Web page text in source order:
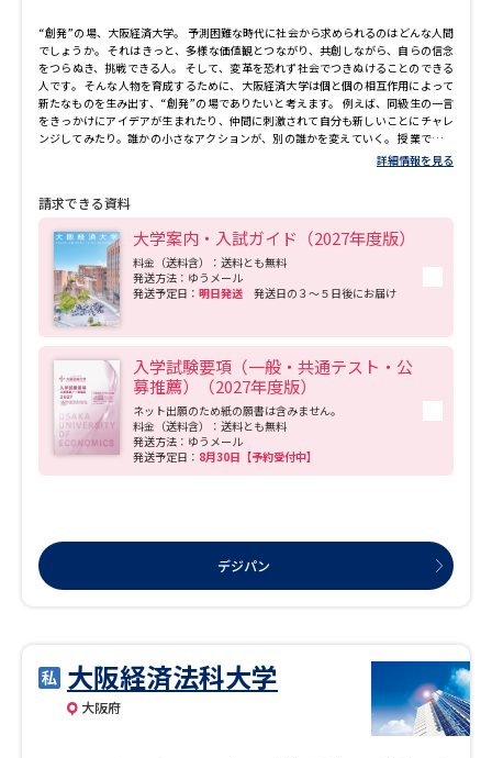
“創発”の場、大阪経済大学。 予測困難な時代に社会から求められるのはどんな人間
でしょうか。 それはきっと、多様な価値観とつながり、共創しながら、自らの信念
をつらぬき、挑戦できる人。 そして、変革を恐れず社会でつきぬけることのできる
人です。 そんな人物を育成するために、大阪経済大学は個と個の相互作用によって
新たなものを生み出す、“創発”の場でありたいと考えます。 例えば、同級生の一言
をきっかけにアイデアが生まれたり、仲間に刺激されて自分も新しいことにチャレ
ンジしてみたり。誰かの小さなアクションが、別の誰かを変えていく。 授業で、課
外プログラムで、部活動で。あらゆる場面で“創発”が起こる、ここ大阪経済大学
詳細情報を見る
請求できる資料
大学案内・入試ガイド（2027年度版）
料金（送料含）：送料とも無料
発送方法：ゆうメール
発送予定日： 明日発送 発送日の３～５日後にお届け
入学試験要項（一般・共通テスト・公
募推薦）（2027年度版）
ネット出願のため紙の願書は含みません。
料金（送料含）：送料とも無料
発送方法：ゆうメール
発送予定日： 8月30日【予約受付中】
デジパン
大阪経済法科大学
大阪府